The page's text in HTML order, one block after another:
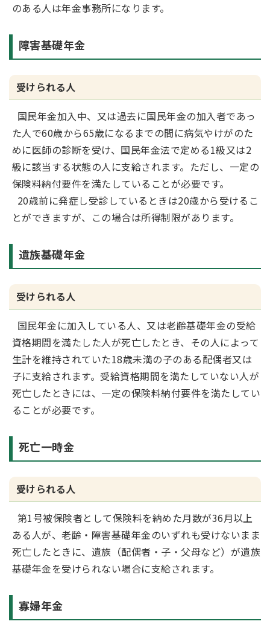
のある人は年金事務所になります。
障害基礎年金
受けられる人
国民年金加入中、又は過去に国民年金の加入者であっ
た人で60歳から65歳になるまでの間に病気やけがのた
めに医師の診断を受け、国民年金法で定める1級又は2
級に該当する状態の人に支給されます。ただし、一定の
保険料納付要件を満たしていることが必要です。
20歳前に発症し受診しているときは20歳から受けるこ
とができますが、この場合は所得制限があります。
遺族基礎年金
受けられる人
国民年金に加入している人、又は老齢基礎年金の受給
資格期間を満たした人が死亡したとき、その人によって
生計を維持されていた18歳未満の子のある配偶者又は
子に支給されます。受給資格期間を満たしていない人が
死亡したときには、一定の保険料納付要件を満たしてい
ることが必要です。
死亡一時金
受けられる人
第1号被保険者として保険料を納めた月数が36月以上
ある人が、老齢・障害基礎年金のいずれも受けないまま
死亡したときに、遺族（配偶者・子・父母など）が遺族
基礎年金を受けられない場合に支給されます。
寡婦年金